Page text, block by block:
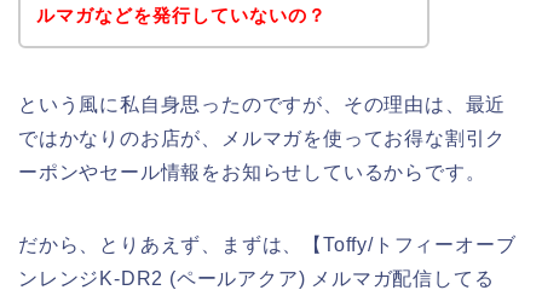
ルマガなどを発行していないの？
という風に私自身思ったのですが、その理由は、最近
ではかなりのお店が、メルマガを使ってお得な割引ク
ーポンやセール情報をお知らせしているからです。
だから、とりあえず、まずは、【Toffy/トフィーオーブ
ンレンジK-DR2 (ペールアクア) メルマガ配信してる